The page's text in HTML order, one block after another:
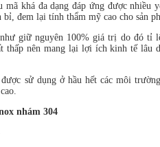
khá đa dạng đáp ứng được nhiều
đem lại tính thẩm mỹ cao cho sản
giữ nguyên 100% giá trị do đó tỉ
thấp nên mang lại lợi ích kinh tế lâu
sử dụng ở hầu hết các môi
nhám 304